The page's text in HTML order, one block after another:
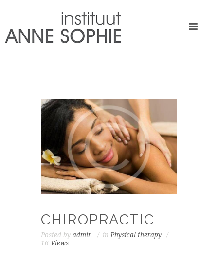
CHIROPRACTIC
Posted by admin inPhysical therapy
16 Views